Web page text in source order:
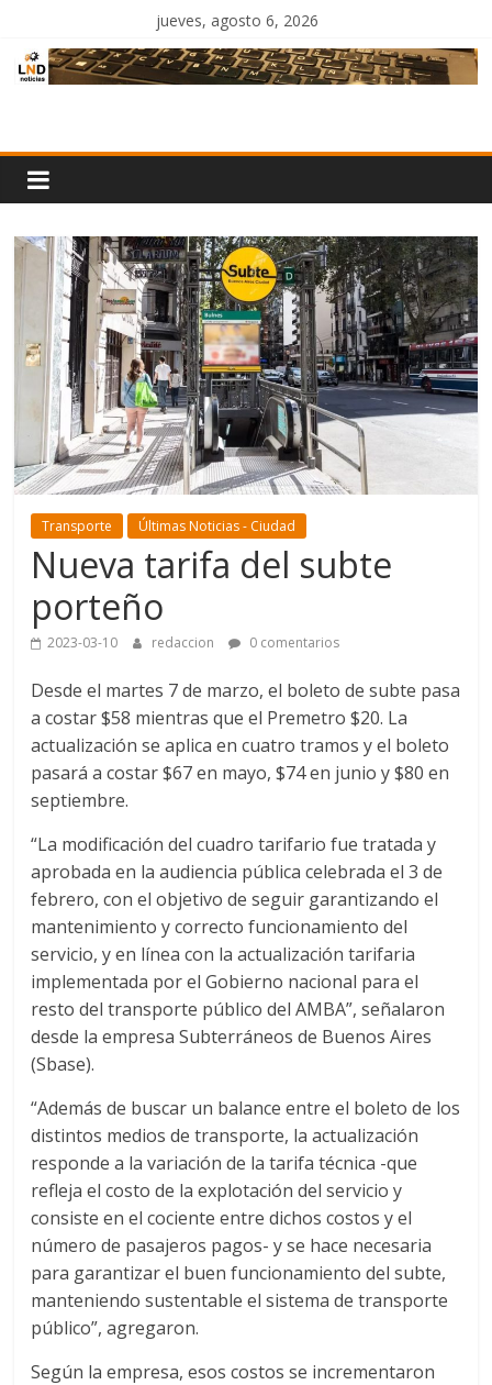
contenido
jueves, agosto 6, 2026
Noticias
Transporte Últimas Noticias - Ciudad
Nueva tarifa del subte
porteño
2023-03-10 redaccion 0 comentarios
Desde el martes 7 de marzo, el boleto de subte pasa
a costar $58 mientras que el Premetro $20. La
actualización se aplica en cuatro tramos y el boleto
pasará a costar $67 en mayo, $74 en junio y $80 en
septiembre.
“La modificación del cuadro tarifario fue tratada y
aprobada en la audiencia pública celebrada el 3 de
febrero, con el objetivo de seguir garantizando el
mantenimiento y correcto funcionamiento del
servicio, y en línea con la actualización tarifaria
implementada por el Gobierno nacional para el
resto del transporte público del AMBA”, señalaron
desde la empresa Subterráneos de Buenos Aires
(Sbase).
“Además de buscar un balance entre el boleto de los
distintos medios de transporte, la actualización
responde a la variación de la tarifa técnica -que
refleja el costo de la explotación del servicio y
consiste en el cociente entre dichos costos y el
número de pasajeros pagos- y se hace necesaria
para garantizar el buen funcionamiento del subte,
manteniendo sustentable el sistema de transporte
público”, agregaron.
Según la empresa, esos costos se incrementaron